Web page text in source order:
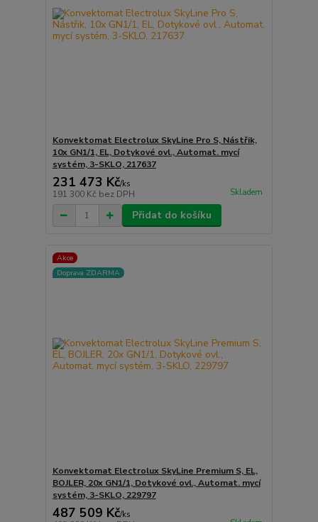
Konvektomat Electrolux SkyLine Pro S, Nástřik,
10x GN1/1, EL, Dotykové ovl., Automat. mycí
systém, 3-SKLO, 217637
231 473 Kč/ks
191 300 Kč bez DPH Skladem
Přidat do košíku
Akce
Doprava ZDARMA
Konvektomat Electrolux SkyLine Premium S, EL,
BOJLER, 20x GN1/1, Dotykové ovl., Automat. mycí
systém, 3-SKLO, 229797
487 509 Kč/ks